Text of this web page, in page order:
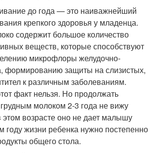
до года — это наиважнейший
крепкого здоровья у младенца.
содержит большое количество
веществ, которые способствуют
микрофлоры желудочно-
формированию защиты на слизистых,
к различным заболеваниям.
факт нельзя. Но продолжать
молоком 2-3 года не вижу
этом возрасте оно не дает малышу
году жизни ребенка нужно постепенно
общего стола.